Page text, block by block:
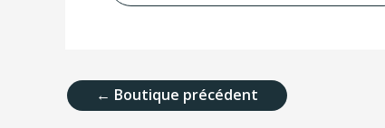
← Boutique précédent